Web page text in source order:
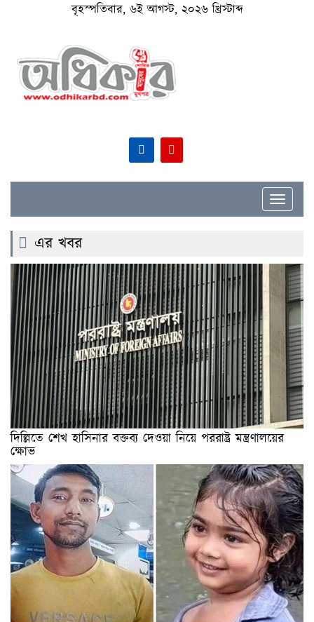
বৃহস্পতিবার, ৬ই আগস্ট, ২০২৬ খ্রিস্টাব্দ
Toggle
এর খবর
দিল্লিতে শেখ হাসিনার বক্তব্য দেওয়া নিয়ে পররাষ্ট্র মন্ত্রণালয়ের
ক্ষোভ